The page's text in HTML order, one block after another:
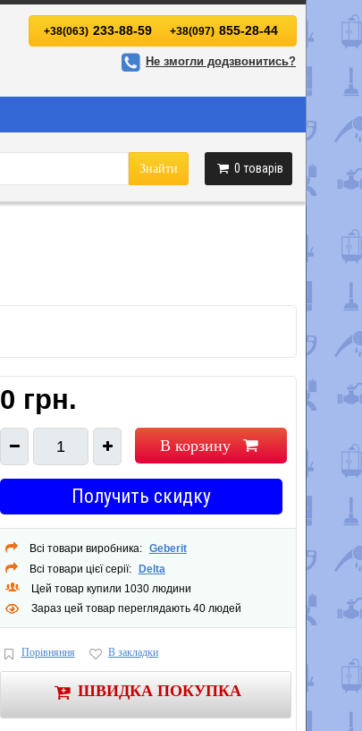
+38(063) 233-88-59 +38(097) 855-28-44
Не змогли додзвонитись?
0 товарів
Знайти
0 грн.
1 В корзину
Получить скидку
Всі товари виробника: Geberit
Всі товари цієї серії:
Delta
Цей товар купили 1030 людини
Зараз цей товар переглядають 40 людей
Порівняння В закладки
ШВИДКА ПОКУПКА